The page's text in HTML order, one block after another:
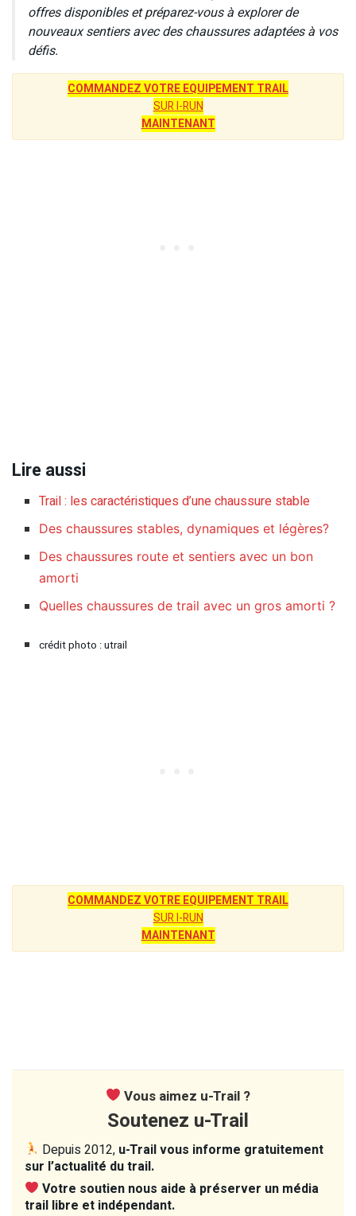
offres disponibles et préparez-vous à explorer de
nouveaux sentiers avec des chaussures adaptées à vos
défis.
COMMANDEZ VOTRE EQUIPEMENT TRAIL
SUR I-RUN
MAINTENANT
Lire aussi
Trail : les caractéristiques d’une chaussure stable
Des chaussures stables, dynamiques et légères?
Des chaussures route et sentiers avec un bon
amorti
Quelles chaussures de trail avec un gros amorti ?
crédit photo : utrail
COMMANDEZ VOTRE EQUIPEMENT TRAIL
SUR I-RUN
MAINTENANT
Vous aimez u-Trail ?
Soutenez u-Trail
Depuis 2012, u-Trail vous informe gratuitement
sur l’actualité du trail.
Votre soutien nous aide à préserver un média
trail libre et indépendant.